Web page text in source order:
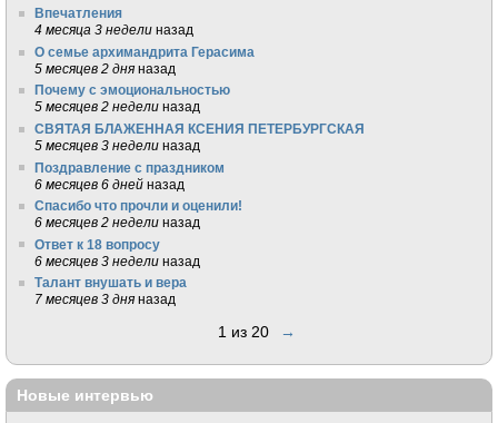
Впечатления
4 месяца 3 недели назад
О семье архимандрита Герасима
5 месяцев 2 дня назад
Почему с эмоциональностью
5 месяцев 2 недели назад
СВЯТАЯ БЛАЖЕННАЯ КСЕНИЯ ПЕТЕРБУРГСКАЯ
5 месяцев 3 недели назад
Поздравление с праздником
6 месяцев 6 дней назад
Спасибо что прочли и оценили!
6 месяцев 2 недели назад
Ответ к 18 вопросу
6 месяцев 3 недели назад
Талант внушать и вера
7 месяцев 3 дня назад
1 из 20 →
Новые интервью